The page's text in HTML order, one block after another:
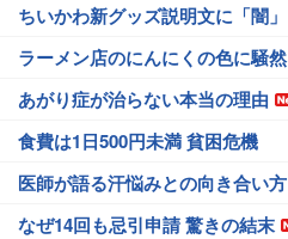
ちいかわ新グッズ説明文に「闇」
ラーメン店のにんにくの色に騒然
あがり症が治らない本当の理由
食費は1日500円未満 貧困危機
医師が語る汗悩みとの向き合い方
なぜ14回も忌引申請 驚きの結末